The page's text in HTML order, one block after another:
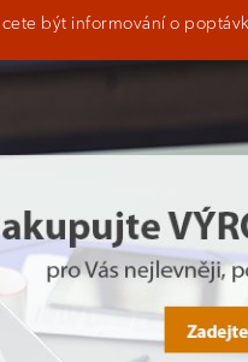
být informování o